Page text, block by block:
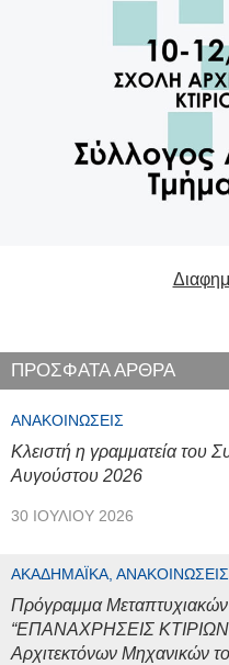
ΠΡΟΣΦΑΤΑ ΑΡΘΡΑ
ΑΝΑΚΟΙΝΏΣΕΙΣ
Κλειστή η γραμματεία του
Αυγούστου 2026
30 ΙΟΥΛΊΟΥ 2026
ΑΚΑΔΗΜΑΪΚΆ, ΑΝΑΚΟΙΝΏΣΕΙΣ
Πρόγραμμα
“ΕΠΑΝΑΧΡΗΣΕΙΣ
Αρχιτεκτόνων Μηχανικών